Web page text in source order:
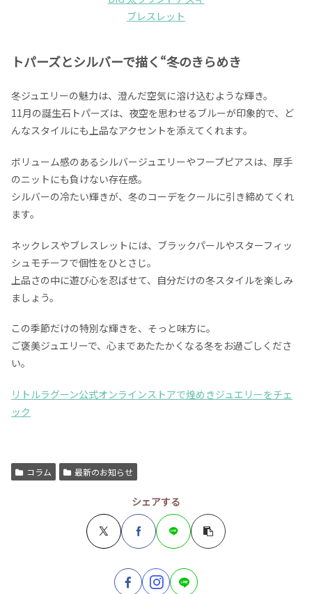
ブレスレット
トパーズとシルバーで描く“冬のきらめき
冬ジュエリーの魅力は、澄んだ空気に溶け込むような輝き。
11月の誕生石トパーズは、夜空を思わせるブルーが印象的で、ど
んなスタイルにも上品なアクセントを添えてくれます。
ボリューム感のあるシルバージュエリーやフープピアスは、厚手
のニットにも負けない存在感。
シルバーの冷たい輝きが、冬のコーデをクールに引き締めてくれ
ます。
ネックレスやブレスレットには、ブラックパールやスターフィッ
シュモチーフで個性をひとさじ。
上品さの中に遊び心を忍ばせて、自分だけの冬スタイルを楽しみ
ましょう。
この季節だけの特別な輝きを、そっと味方に。
ご褒美ジュエリーで、心まであたたかくなる冬をお過ごしくださ
い。
リトルラグーン公式オンラインストアで煌めきジュエリーをチェ
ック
コラム 最新のお知らせ
シェアする